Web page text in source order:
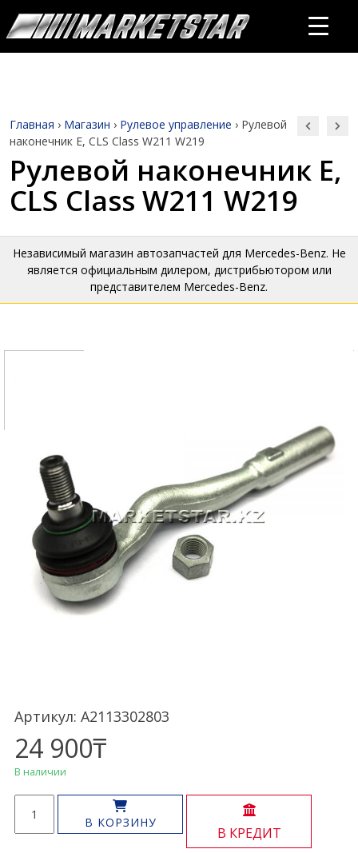
Главная › Магазин › Рулевое управление › Рулевой
наконечник E, CLS Class W211 W219
Рулевой наконечник E,
CLS Class W211 W219
Независимый магазин автозапчастей для Mercedes-Benz. Не
является официальным дилером, дистрибьютором или
представителем Mercedes-Benz.
Артикул: A2113302803
24 900₸
В наличии
товара
Рулевой
В КОРЗИНУ
В КРЕДИТ